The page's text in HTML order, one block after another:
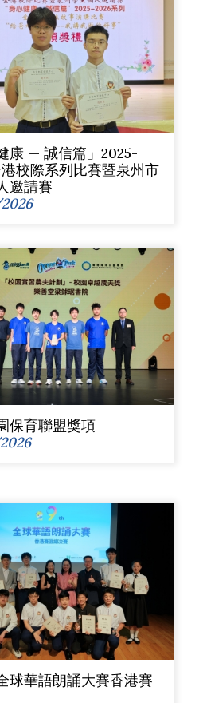
康 — 誠信篇」2025-
校際系列比賽暨泉州市
邀請賽
保育聯盟獎項
球華語朗誦大賽香港賽